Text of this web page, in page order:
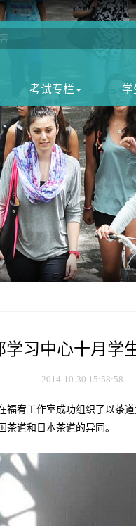
考试专栏 学
学习中心十月学
2014-10-30 15:58:58
福宥工作室成功组织了以茶
道和日本茶道的异同。